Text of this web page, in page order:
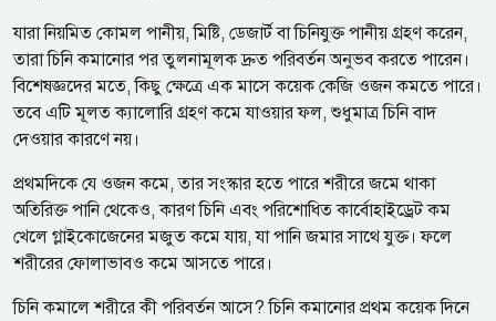
যারা নিয়মিত কোমল পানীয়, মিষ্টি, ডেজার্ট বা চিনিযুক্ত পানীয় গ্রহণ করেন,
তারা চিনি কমানোর পর তুলনামূলক দ্রুত পরিবর্তন অনুভব করতে পারেন।
বিশেষজ্ঞদের মতে, কিছু ক্ষেত্রে এক মাসে কয়েক কেজি ওজন কমতে পারে।
তবে এটি মূলত ক্যালোরি গ্রহণ কমে যাওয়ার ফল, শুধুমাত্র চিনি বাদ
দেওয়ার কারণে নয়।
প্রথমদিকে যে ওজন কমে, তার সংস্কার হতে পারে শরীরে জমে থাকা
অতিরিক্ত পানি থেকেও, কারণ চিনি এবং পরিশোধিত কার্বোহাইড্রেট কম
খেলে গ্লাইকোজেনের মজুত কমে যায়, যা পানি জমার সাথে যুক্ত। ফলে
শরীরের ফোলাভাবও কমে আসতে পারে।
চিনি কমালে শরীরে কী পরিবর্তন আসে? চিনি কমানোর প্রথম কয়েক দিনে